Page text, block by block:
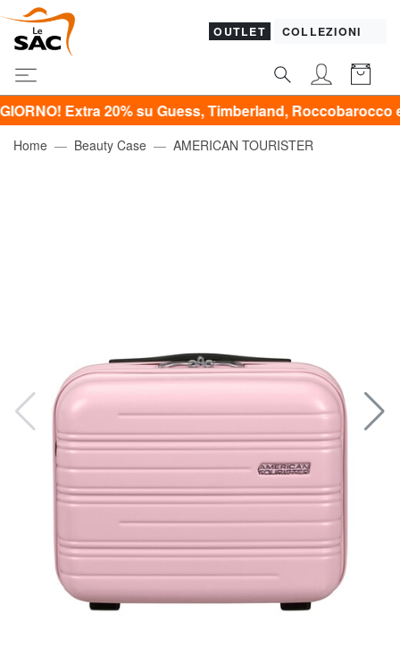
OUTLET COLLEZIONI
Extra 20% su Guess, Timberland, Roccobarocco e
Home Beauty Case AMERICAN TOURISTER